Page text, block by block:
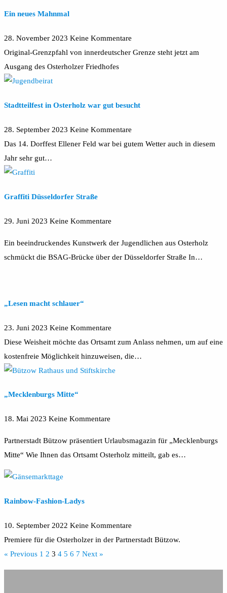
Ein neues Mahnmal
28. November 2023 Keine Kommentare
Original-Grenzpfahl von innerdeutscher Grenze steht jetzt am
Ausgang des Osterholzer Friedhofes
Stadtteilfest in Osterholz war gut besucht
28. September 2023 Keine Kommentare
Das 14. Dorffest Ellener Feld war bei gutem Wetter auch in diesem
Jahr sehr gut…
Graffiti Düsseldorfer Straße
29. Juni 2023 Keine Kommentare
Ein beeindruckendes Kunstwerk der Jugendlichen aus Osterholz
schmückt die BSAG-Brücke über der Düsseldorfer Straße In…
„Lesen macht schlauer“
23. Juni 2023 Keine Kommentare
Diese Weisheit möchte das Ortsamt zum Anlass nehmen, um auf eine
kostenfreie Möglichkeit hinzuweisen, die…
„Mecklenburgs Mitte“
18. Mai 2023 Keine Kommentare
Partnerstadt Bützow präsentiert Urlaubsmagazin für „Mecklenburgs
Mitte“ Wie Ihnen das Ortsamt Osterholz mitteilt, gab es…
Rainbow-Fashion-Ladys
10. September 2022 Keine Kommentare
Premiere für die Osterholzer in der Partnerstadt Bützow.
« Previous 1 2 3 4 5 6 7 Next »